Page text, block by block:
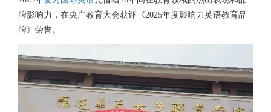
牌影响力，在央广教育大会获评《2025年度影响力英语教育品
牌》荣誉。